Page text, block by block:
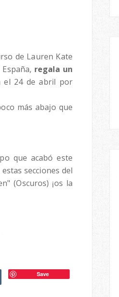
de Lauren Kate
regala un
el 24 de abril por
más abajo que
que acabó este
secciones del
(Oscuros) ¡os la
Save